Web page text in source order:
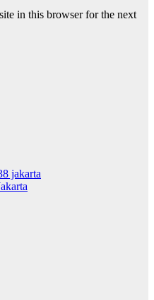
in this browser for the next
jakarta